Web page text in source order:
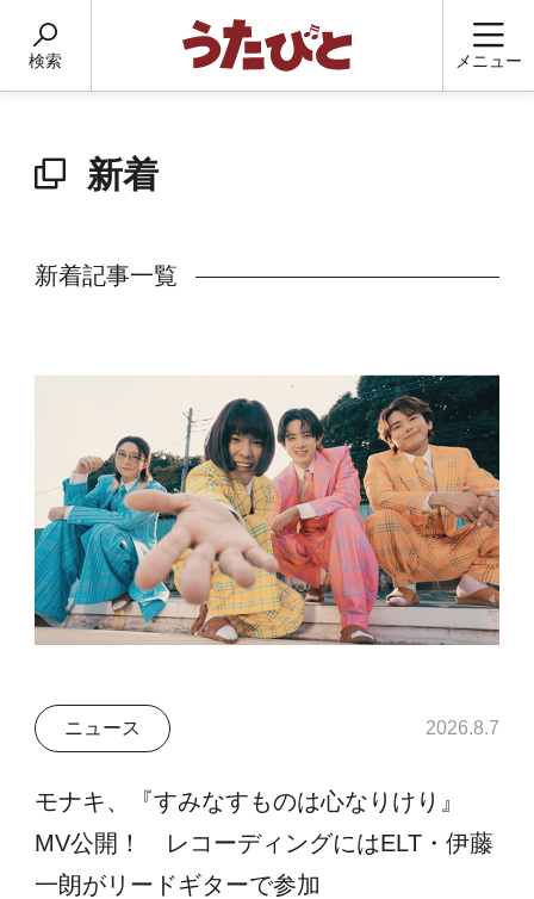
検索 メニュー
新着
新着記事一覧
ニュース 2026.8.7
モナキ、『すみなすものは心なりけり』
MV公開！ レコーディングにはELT・伊藤
一朗がリードギターで参加